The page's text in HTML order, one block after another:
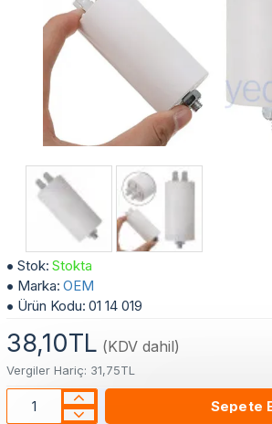
Stok: Stokta
Marka: OEM
Ürün Kodu: 01 14 019
38,10TL (KDV dahil)
Vergiler Hariç: 31,75TL
Sepete